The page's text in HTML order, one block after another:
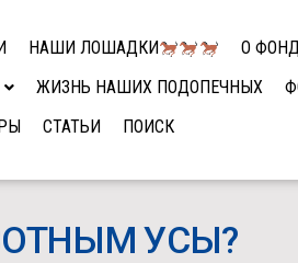
НАШИ ЛОШАДКИ О
ЖИЗНЬ НАШИХ ПОДОПЕЧНЫХ
СТАТЬИ ПОИСК
УСЫ?